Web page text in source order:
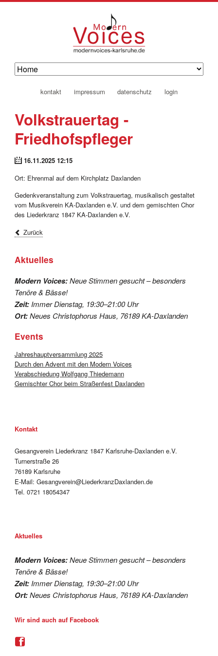
navigation
kontakt impressum datenschutz login
Volkstrauertag -
Friedhofspfleger
16.11.2025 12:15
Ort: Ehrenmal auf dem Kirchplatz Daxlanden
Gedenkveranstaltung zum Volkstrauertag, musikalisch gestaltet
vom Musikverein KA-Daxlanden e.V. und dem gemischten Chor
des Liederkranz 1847 KA-Daxlanden e.V.
Zurück
Aktuelles
Modern Voices:Neue Stimmen gesucht – besonders
Tenöre & Bässe!
Zeit:Immer Dienstag, 19:30–21:00 Uhr
Ort:Neues Christophorus Haus, 76189 KA-Daxlanden
Events
Jahreshauptversammlung 2025
Durch den Advent mit den Modern Voices
Verabschiedung Wolfgang Thiedemann
Gemischter Chor beim Straßenfest Daxlanden
Kontakt
Gesangverein Liederkranz 1847 Karlsruhe-Daxlanden e.V.
Turnerstraße 26
76189 Karlsruhe
E-Mail: Gesangverein@LiederkranzDaxlanden.de
Tel. 0721 18054347
Aktuelles
Modern Voices:Neue Stimmen gesucht – besonders
Tenöre & Bässe!
Zeit:Immer Dienstag, 19:30–21:00 Uhr
Ort:Neues Christophorus Haus, 76189 KA-Daxlanden
Wir sind auch auf Facebook